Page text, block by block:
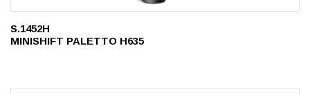
S.1452H
MINISHIFT PALETTO H635